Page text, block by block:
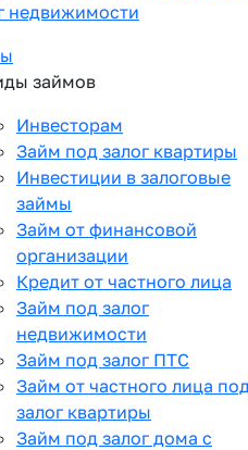
недвижимости
займов
Инвесторам
Займ под залог квартиры
Инвестиции в залоговые
займы
Займ от финансовой
организации
Кредит от частного лица
Займ под залог
недвижимости
Займ под залог ПТС
Займ от частного лица
залог квартиры
Займ под залог дома с